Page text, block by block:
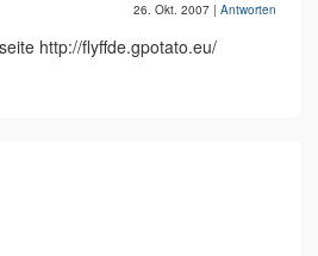
26. Okt. 2007 | Antworten
http://flyffde.gpotato.eu/